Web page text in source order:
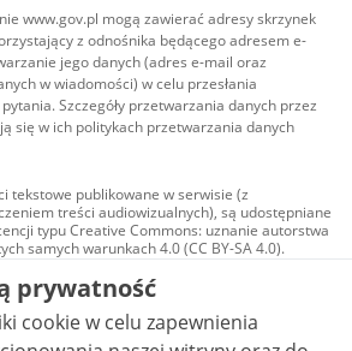
www.gov.pl mogą zawierać adresy skrzynek
z odnośnika będącego adresem e-
jego danych (adres e-mail oraz
w wiadomości) w celu przesłania
Szczegóły przetwarzania danych przez
się w ich politykach przetwarzania danych
tekstowe publikowane w serwisie (z
treści audiowizualnych), są udostępniane
typu Creative Commons: uznanie autorstwa
samych warunkach 4.0 (CC BY-SA 4.0).
audiowizualne, w tym zdjęcia, materiały
i wideo, są udostępniane na licencji typu
Commons: uznanie autorstwa użycie
- bez utworów zależnych 4.0 (CC BY-
4.0), o ile nie jest to stwierdzone inaczej.
prywatność
cookie w celu zapewnienia